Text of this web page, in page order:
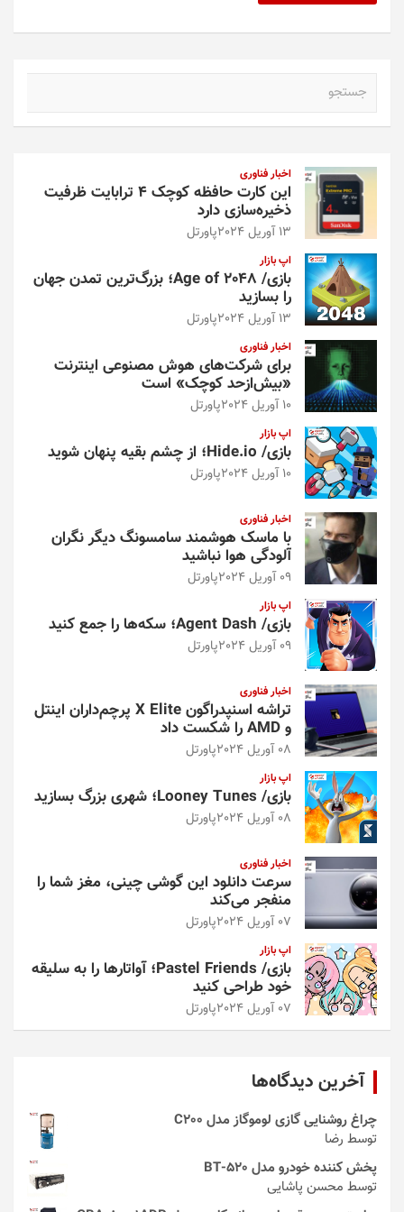
اخبار فناوری
این کارت حافظه کوچک ۴ ترابایت ظرفیت
ذخیره‌سازی دارد
13 آوریل 2024 پاورتل
اپ بازار
بازی/ Age of 2048؛ بزرگ‌ترین تمدن جهان
را بسازید
13 آوریل 2024 پاورتل
اخبار فناوری
برای شرکت‌های هوش مصنوعی اینترنت
«بیش‌از‌حد کوچک» است
10 آوریل 2024 پاورتل
اپ بازار
بازی/ Hide.io؛ از چشم بقیه پنهان شوید
10 آوریل 2024 پاورتل
اخبار فناوری
با ماسک هوشمند سامسونگ دیگر نگران
آلودگی هوا نباشید
09 آوریل 2024 پاورتل
اپ بازار
بازی/ Agent Dash؛ سکه‌ها را جمع کنید
09 آوریل 2024 پاورتل
اخبار فناوری
تراشه اسنپدراگون X Elite پرچم‌داران اینتل
و AMD را شکست داد
08 آوریل 2024 پاورتل
اپ بازار
بازی/ Looney Tunes؛ شهری بزرگ بسازید
08 آوریل 2024 پاورتل
اخبار فناوری
سرعت دانلود این گوشی چینی، مغز شما را
منفجر می‌کند
07 آوریل 2024 پاورتل
اپ بازار
بازی/ Pastel Friends؛ آواتارها را به سلیقه
خود طراحی کنید
07 آوریل 2024 پاورتل
آخرین دیدگاه‌ها
چراغ روشنایی گازی لوموگاز مدل C200
توسط رضا
پخش کننده خودرو مدل 520-BT
توسط محسن پاشایی